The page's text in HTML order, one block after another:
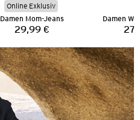
Online Exklusiv
Damen Mom-Jeans
Preis:
29,99 €
Damen